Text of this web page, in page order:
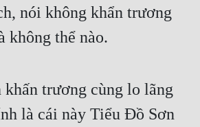
nói không khẩn trương
không thể nào.
khấn trương cùng lo lãng
là cái này Tiểu Đồ Sơn